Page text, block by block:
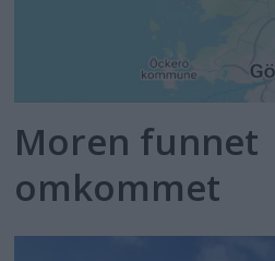
Moren funnet
omkommet